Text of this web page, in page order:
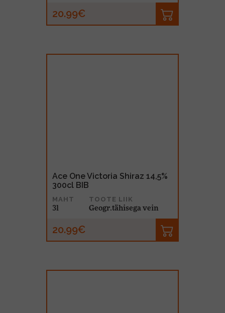
20.99€
Ace One Victoria Shiraz 14,5%
300cl BIB
MAHT
3l
TOOTE LIIK
Geogr.tähisega vein
20.99€